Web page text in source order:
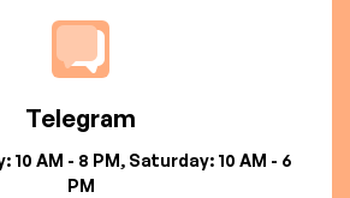
Telegram
10 AM - 8 PM, Saturday: 10 AM - 6
PM